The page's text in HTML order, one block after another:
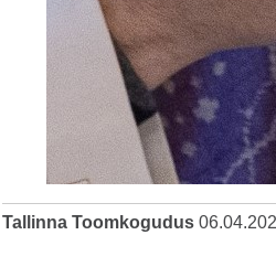
Tallinna Toomkogudus